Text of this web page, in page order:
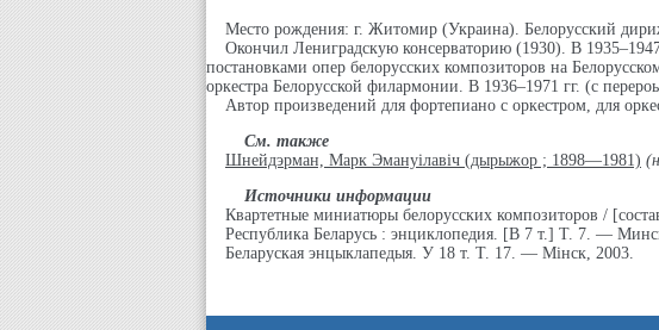
Место рождения: г. Житомир (Украина). Белорусский
Окончил Лениградскую консерваторию (1930). В 1935–1947
постановками опер белорусских композиторов на
оркестра Белорусской филармонии. В 1936–1971 гг. (с
Автор произведений для фортепиано с оркестром, для
См. также
Шнейдэрман, Марк Эмануілавіч (дырыжор ; 1898—1981)
Источники информации
Квартетные миниатюры белорусских композиторов /
Республика Беларусь : энциклопедия. [В 7 т.] Т. 7. —
Беларуская энцыклапедыя. У 18 т. Т. 17. — Мінск, 2003.